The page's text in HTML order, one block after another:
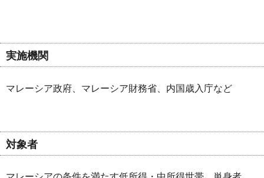
実施機関
マレーシア政府、マレーシア財務省、内国歳入庁など
対象者